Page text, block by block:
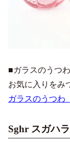
■ガラスのうつ
お気に入りをみ
ガラスのうつ
Sghr スガハラ